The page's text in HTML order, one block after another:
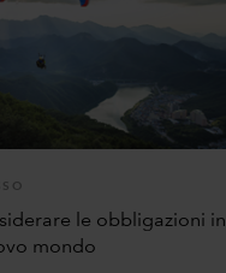
le obbligazioni in
mondo